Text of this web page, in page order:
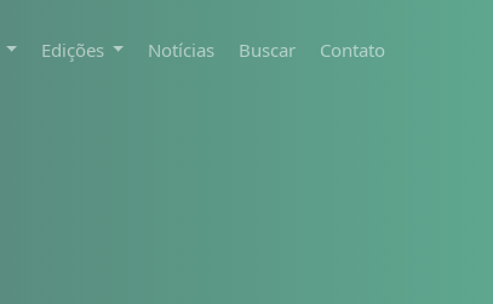
Edições Notícias Buscar Contato